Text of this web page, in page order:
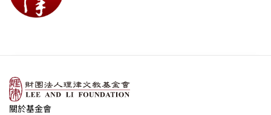
關於基金會